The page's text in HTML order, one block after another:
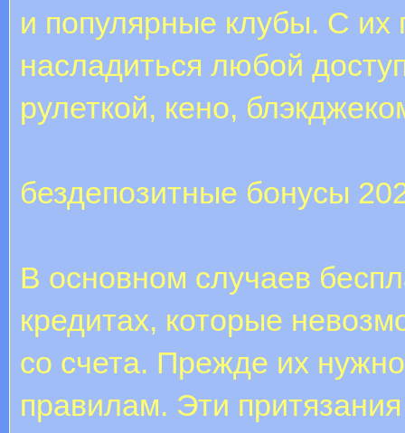
и популярные клубы. С их
насладиться любой
рулеткой, кено,
бездепозитные бонусы
В основном случаев
кредитах, которые
со счета. Прежде их
правилам. Эти